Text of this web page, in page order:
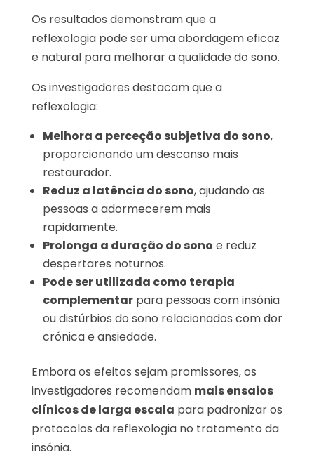
Os resultados demonstram que a
reflexologia pode ser uma abordagem eficaz
e natural para melhorar a qualidade do sono.
Os investigadores destacam que a
reflexologia:
Melhora a perceção subjetiva do sono,
proporcionando um descanso mais
restaurador.
Reduz a latência do sono, ajudando as
pessoas a adormecerem mais
rapidamente.
Prolonga a duração do sono e reduz
despertares noturnos.
Pode ser utilizada como terapia
complementarpara pessoas com insónia
ou distúrbios do sono relacionados com dor
crónica e ansiedade.
Embora os efeitos sejam promissores, os
investigadores recomendam mais ensaios
clínicos de larga escala para padronizar os
protocolos da reflexologia no tratamento da
insónia.